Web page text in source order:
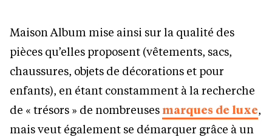
Maison Album mise ainsi sur la qualité des
pièces qu’elles proposent (vêtements, sacs,
chaussures, objets de décorations et pour
enfants), en étant constamment à la recherche
de « trésors » de nombreuses marques de luxe,
mais veut également se démarquer grâce à un